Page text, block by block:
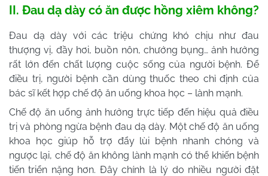
II. Đau dạ dày có ăn được hồng xiêm không?
Đau dạ dày với các triệu chứng khó chịu như đau
thượng vị, đầy hơi, buồn nôn, chướng bụng… ảnh hưởng
rất lớn đến chất lượng cuộc sống của người bệnh. Để
điều trị, người bệnh cần dùng thuốc theo chỉ định của
bác sĩ kết hợp chế độ ăn uống khoa học – lành mạnh.
Chế độ ăn uống ảnh hưởng trực tiếp đến hiệu quả điều
trị và phòng ngừa bệnh đau dạ dày. Một chế độ ăn uống
khoa học giúp hỗ trợ đẩy lùi bệnh nhanh chóng và
ngược lại, chế độ ăn không lành mạnh có thể khiến bệnh
tiến triển nặng hơn. Đây chính là lý do nhiều người đặt